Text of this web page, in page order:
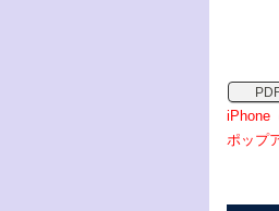
iPhone
ポップ